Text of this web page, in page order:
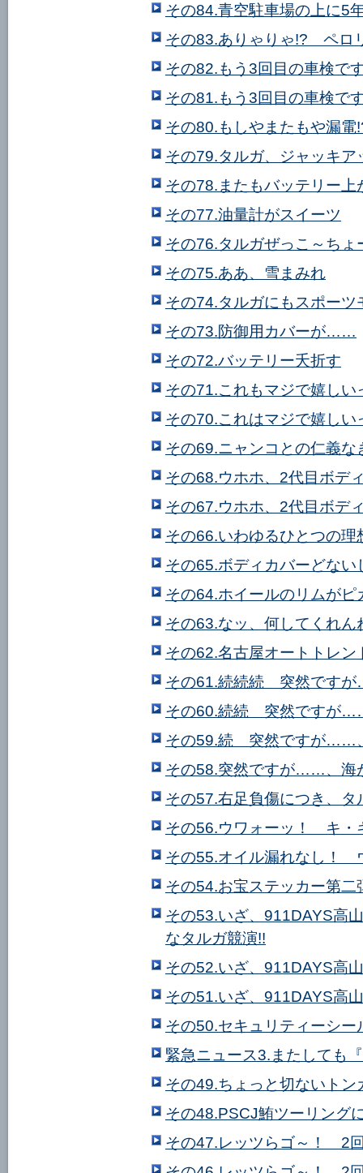
その84.青空駐車場の上に5
その83.ありゃりゃ!? ペロ
その82.もう3回目の車検で
その81.もう3回目の車検で
その80.もしやまたもや漏電
その79.タルガ、ジャッキ
その78.またもバッテリー上
その77.油量計がスイーツ
その76.タルガぜっこ～ちょ
その75.ああ、雪まみれ
その74.タルガにもスポー
その73.防御用カバーが……
その72.バッテリー夭折す
その71.これもマジで嬉しい
その70.これはマジで嬉しい
その69.ニャンコとの仁義な
その68.ウホホ、2代目ボデ
その67.ウホホ、2代目ボデ
その66.いわゆるひとつの理
その65.ボディカバーどない
その64.ホイールのリムがピ
その63.なッ、何してくれ
その62.名古屋オートトレ
その61.続続続 突然です
その60.続続 突然ですが
その59.続 突然ですが……
その58.突然ですが……、海
その57.右足負傷につき、タ
その56.ウワォーッ！ キ
その55.オイル漏れなし！
その54.お宝ステッカー第二
その53.いざ、911DAYS高
なタルガ競演!!
その52.いざ、911DAYS高
その51.いざ、911DAYS高
その50.セキュリティーシ
緊急ニュース3.またしても
その49.ちょっと切ないトン
その48.PSCJ鮪ツーリング
その47.レッツらゴ～！ 2